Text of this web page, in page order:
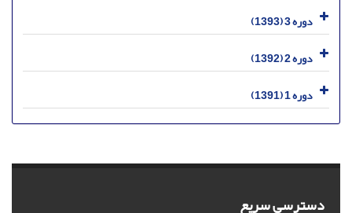
دوره 3 (1393)
دوره 2 (1392)
دوره 1 (1391)
دسترسی سریع